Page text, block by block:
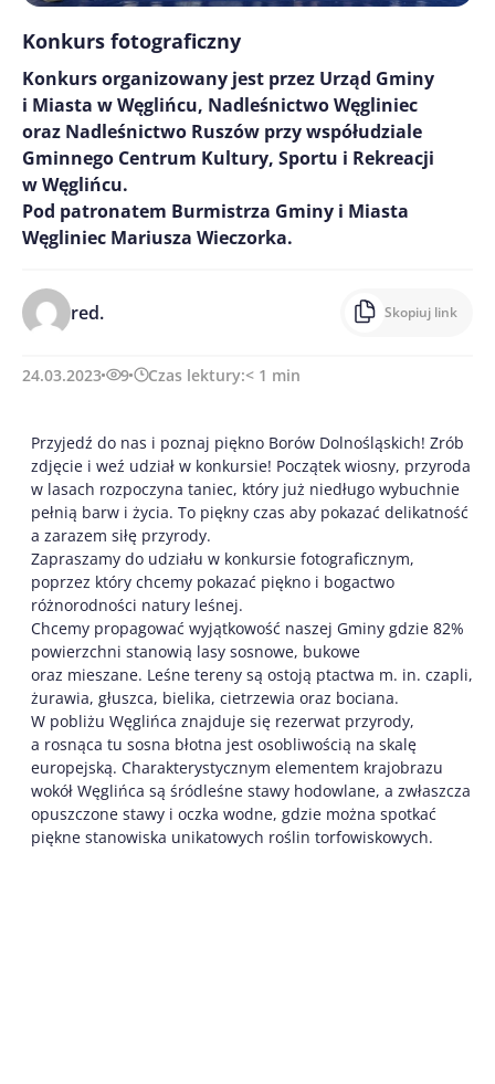
Konkurs fotograficzny
Konkurs organizowany jest przez Urząd Gminy
i Miasta w Węglińcu, Nadleśnictwo Węgliniec
oraz Nadleśnictwo Ruszów przy współudziale
Gminnego Centrum Kultury, Sportu i Rekreacji
w Węglińcu.
Pod patronatem Burmistrza Gminy i Miasta
Węgliniec Mariusza Wieczorka.
red. Skopiuj link
24.03.2023 9 Czas lektury:< 1 min
Przyjedź do nas i poznaj piękno Borów Dolnośląskich! Zrób
zdjęcie i weź udział w konkursie! Początek wiosny, przyroda
w lasach rozpoczyna taniec, który już niedługo wybuchnie
pełnią barw i życia. To piękny czas aby pokazać delikatność
a zarazem siłę przyrody.
Zapraszamy do udziału w konkursie fotograficznym,
poprzez który chcemy pokazać piękno i bogactwo
różnorodności natury leśnej.
Chcemy propagować wyjątkowość naszej Gminy gdzie 82%
powierzchni stanowią lasy sosnowe, bukowe
oraz mieszane. Leśne tereny są ostoją ptactwa m. in. czapli,
żurawia, głuszca, bielika, cietrzewia oraz bociana.
W pobliżu Węglińca znajduje się rezerwat przyrody,
a rosnąca tu sosna błotna jest osobliwością na skalę
europejską. Charakterystycznym elementem krajobrazu
wokół Węglińca są śródleśne stawy hodowlane, a zwłaszcza
opuszczone stawy i oczka wodne, gdzie można spotkać
piękne stanowiska unikatowych roślin torfowiskowych.